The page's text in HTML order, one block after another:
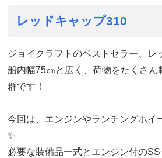
レッドキャップ310
ジョイクラフトのベストセラー、レ
船内幅75㎝と広く、荷物をたくさん
群です！
今回は、エンジンやランチングホイ
✨
必要な装備品一式とエンジン付の